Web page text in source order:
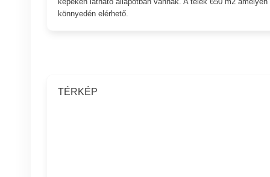
könnyedén elérhető.
TÉRKÉP